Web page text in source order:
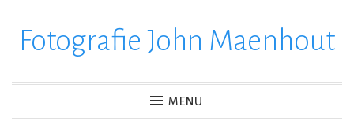
verderFotografie John Maenhout
MENU